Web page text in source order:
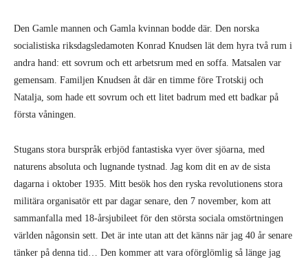
Den Gamle mannen och Gamla kvinnan bodde där. Den norska
socialistiska riksdagsledamoten Konrad Knudsen lät dem hyra två rum i
andra hand: ett sovrum och ett arbetsrum med en soffa. Matsalen var
gemensam. Familjen Knudsen åt där en timme före Trotskij och
Natalja, som hade ett sovrum och ett litet badrum med ett badkar på
första våningen.
Stugans stora burspråk erbjöd fantastiska vyer över sjöarna, med
naturens absoluta och lugnande tystnad. Jag kom dit en av de sista
dagarna i oktober 1935. Mitt besök hos den ryska revolutionens stora
militära organisatör ett par dagar senare, den 7 november, kom att
sammanfalla med 18-årsjubileet för den största sociala omstörtningen
världen någonsin sett. Det är inte utan att det känns när jag 40 år senare
tänker på denna tid… Den kommer att vara oförglömlig så länge jag